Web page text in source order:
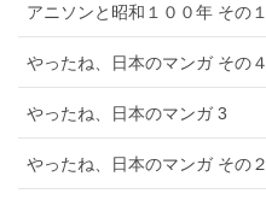
アニソンと昭和１００年 その１
やったね、日本のマンガ その４
やったね、日本のマンガ 3
やったね、日本のマンガ その２